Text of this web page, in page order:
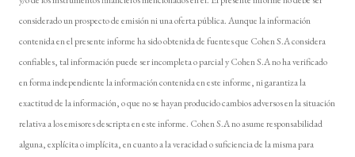
considerado un prospecto de emisión ni una oferta pública. Aunque la información
contenida en el presente informe ha sido obtenida de fuentes que Cohen S.A considera
confiables, tal información puede ser incompleta o parcial y Cohen S.A no ha verificado
en forma independiente la información contenida en este informe, ni garantiza la
exactitud de la información, o que no se hayan producido cambios adversos en la situación
relativa a los emisores descripta en este informe. Cohen S.A no asume responsabilidad
alguna, explícita o implícita, en cuanto a la veracidad o suficiencia de la misma para